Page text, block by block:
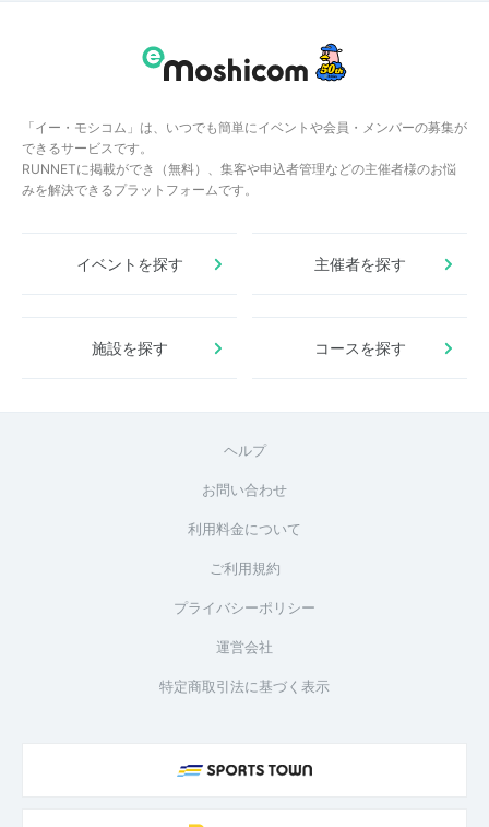
「イー・モシコム」は、いつでも簡単にイベントや会員・メンバーの募集が
できるサービスです。
RUNNETに掲載ができ（無料）、集客や申込者管理などの主催者様のお悩
みを解決できるプラットフォームです。
イベントを探す 主催者を探す
施設を探す コースを探す
ヘルプ
お問い合わせ
利用料金について
ご利用規約
プライバシーポリシー
運営会社
特定商取引法に基づく表示